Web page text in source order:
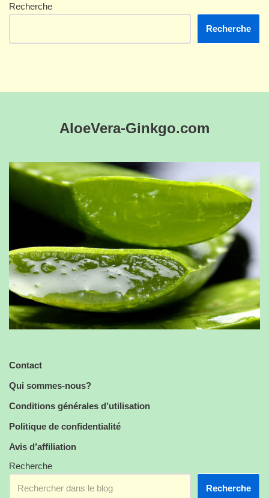
Recherche
Recherche
AloeVera-Ginkgo.com
Contact
Qui sommes-nous?
Conditions générales d’utilisation
Politique de confidentialité
Avis d’affiliation
Recherche
Recherche